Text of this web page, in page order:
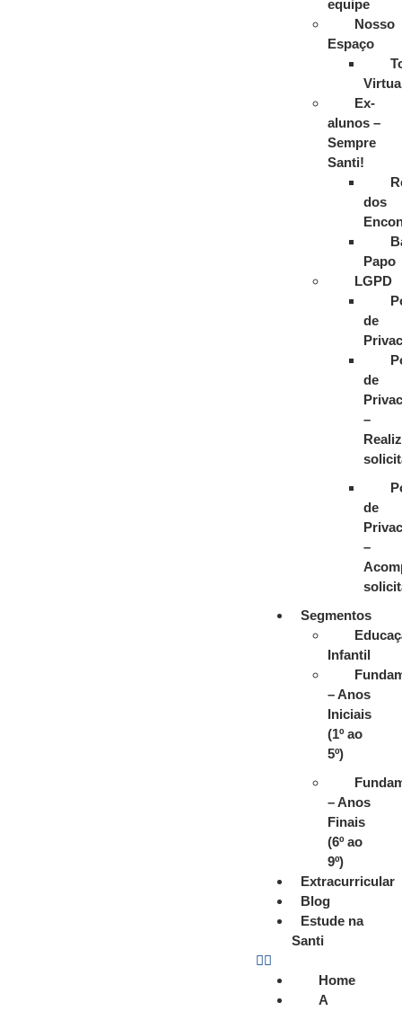
equipe
Nosso
Espaço
Ex-
alunos –
Sempre
Santi!
dos
Papo
LGPD
de
de
–
de
–
Segmentos
Infantil
– Anos
Iniciais
(1º ao
5º)
– Anos
Finais
(6º ao
9º)
Extracurricular
Blog
Estude na
Santi
Home
A